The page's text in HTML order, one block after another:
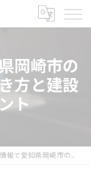
岡崎市の
方と建設
ト
安定正社員を目指す働き方と建設会社選びのポイント